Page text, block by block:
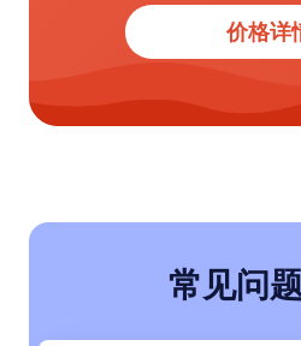
价格详
常见问